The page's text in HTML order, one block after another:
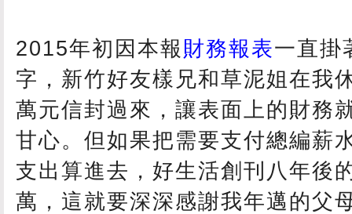
2015年初因本報 財務報表一直掛
字，新竹好友樣兄和草泥姐在我
萬元信封過來，讓表面上的財務
甘心。但如果把需要支付總編薪
支出算進去，好生活創刊八年後
萬，這就要深深感謝我年邁的父